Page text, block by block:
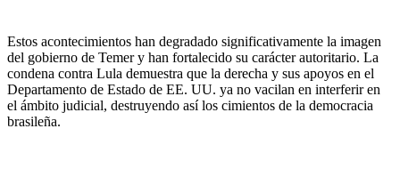
Estos acontecimientos han degradado significativamente la imagen
del gobierno de Temer y han fortalecido su carácter autoritario. La
condena contra Lula demuestra que la derecha y sus apoyos en el
Departamento de Estado de EE. UU. ya no vacilan en interferir en
el ámbito judicial, destruyendo así los cimientos de la democracia
brasileña.